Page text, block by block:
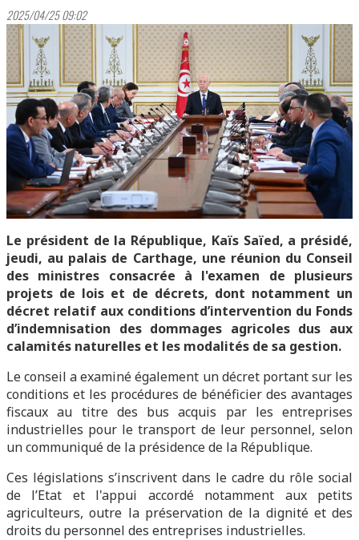
2025/04/25 09:02
Le président de la République, Kaïs Saïed, a présidé,
jeudi, au palais de Carthage, une réunion du Conseil
des ministres consacrée à l'examen de plusieurs
projets de lois et de décrets, dont notamment un
décret relatif aux conditions d’intervention du Fonds
d’indemnisation des dommages agricoles dus aux
calamités naturelles et les modalités de sa gestion.
Le conseil a examiné également un décret portant sur les
conditions et les procédures de bénéficier des avantages
fiscaux au titre des bus acquis par les entreprises
industrielles pour le transport de leur personnel, selon
un communiqué de la présidence de la République.
Ces législations s’inscrivent dans le cadre du rôle social
de l’Etat et l'appui accordé notamment aux petits
agriculteurs, outre la préservation de la dignité et des
droits du personnel des entreprises industrielles.